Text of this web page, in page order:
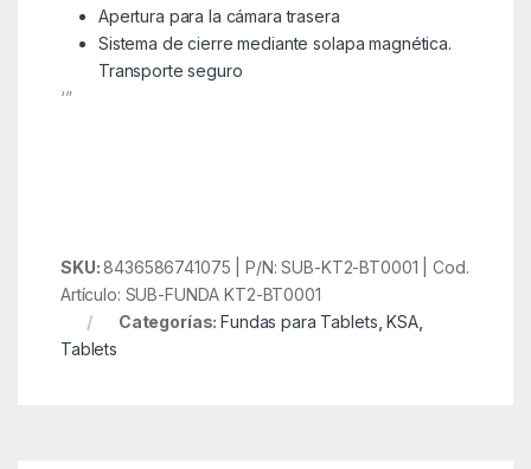
Apertura para la cámara trasera
Sistema de cierre mediante solapa magnética.
Transporte seguro
‘”
SKU:8436586741075 | P/N: SUB-KT2-BT0001 | Cod.
Artículo: SUB-FUNDA KT2-BT0001
Categorías:Fundas para Tablets ,KSA,
Tablets